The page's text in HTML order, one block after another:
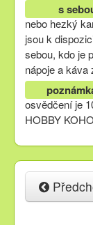
s
nebo hezký
jsou k
sebou, kdo je
nápoje a káva
osvědčení je
HOBBY